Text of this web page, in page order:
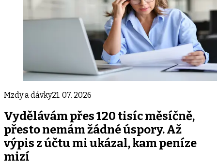
Mzdy a dávky21. 07. 2026
Vydělávám přes 120 tisíc měsíčně,
přesto nemám žádné úspory. Až
výpis z účtu mi ukázal, kam peníze
mizí